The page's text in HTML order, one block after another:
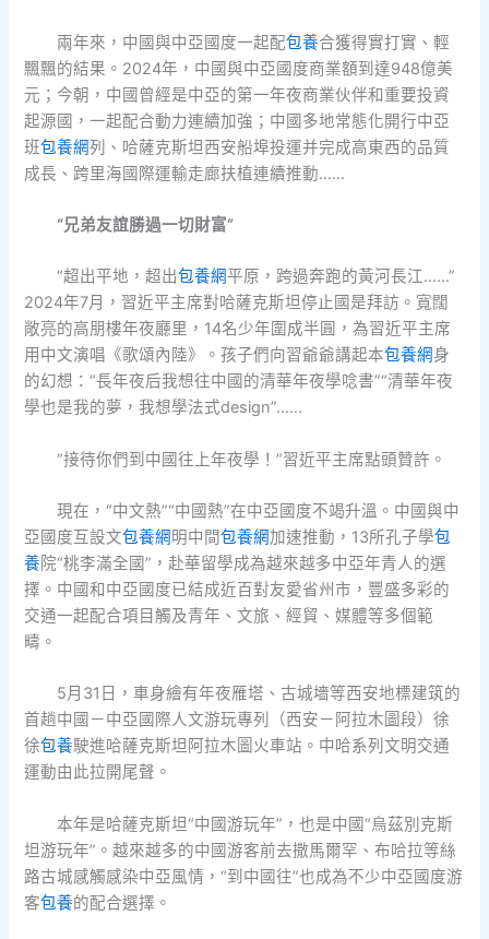
兩年來，中國與中亞國度一起配包養合獲得實打實、輕
飄飄的結果。2024年，中國與中亞國度商業額到達948億美
元；今朝，中國曾經是中亞的第一年夜商業伙伴和重要投資
起源國，一起配合動力連續加強；中國多地常態化開行中亞
班包養網列、哈薩克斯坦西安船埠投運并完成高東西的品質
成長、跨里海國際運輸走廊扶植連續推動……
“兄弟友誼勝過一切財富”
“超出平地，超出包養網平原，跨過奔跑的黃河長江……”
2024年7月，習近平主席對哈薩克斯坦停止國是拜訪。寬闊
敞亮的高朋樓年夜廳里，14名少年圍成半圓，為習近平主席
用中文演唱《歌頌內陸》。孩子們向習爺爺講起本包養網身
的幻想：“長年夜后我想往中國的清華年夜學唸書”“清華年夜
學也是我的夢，我想學法式design”……
“接待你們到中國往上年夜學！”習近平主席點頭贊許。
現在，“中文熱”“中國熱”在中亞國度不竭升溫。中國與中
亞國度互設文包養網明中間包養網加速推動，13所孔子學包
養院“桃李滿全國”，赴華留學成為越來越多中亞年青人的選
擇。中國和中亞國度已結成近百對友愛省州市，豐盛多彩的
交通一起配合項目觸及青年、文旅、經貿、媒體等多個範
疇。
5月31日，車身繪有年夜雁塔、古城墻等西安地標建筑的
首趟中國－中亞國際人文游玩專列（西安－阿拉木圖段）徐
徐包養駛進哈薩克斯坦阿拉木圖火車站。中哈系列文明交通
運動由此拉開尾聲。
本年是哈薩克斯坦“中國游玩年”，也是中國“烏茲別克斯
坦游玩年”。越來越多的中國游客前去撒馬爾罕、布哈拉等絲
路古城感觸感染中亞風情，“到中國往”也成為不少中亞國度游
客包養的配合選擇。